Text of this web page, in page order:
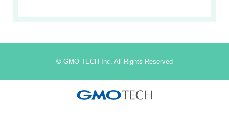
© GMO TECH Inc. All Rights Reserved